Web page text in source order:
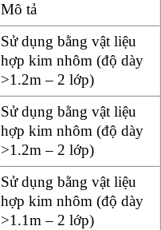
Mô tả
Sử dụng bằng vật liệu
hợp kim nhôm (độ dày
>1.2m – 2 lớp)
Sử dụng bằng vật liệu
hợp kim nhôm (độ dày
>1.2m – 2 lớp)
Sử dụng bằng vật liệu
hợp kim nhôm (độ dày
>1.1m – 2 lớp)